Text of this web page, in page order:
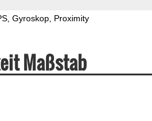
Gyroskop Proximity
Maßstab